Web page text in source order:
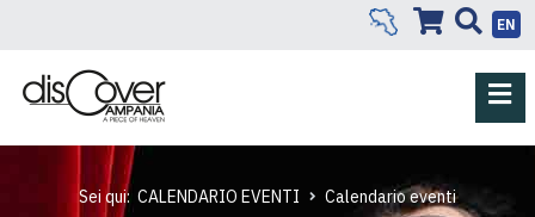
EN
Sei qui: CALENDARIO EVENTI Calendario eventi